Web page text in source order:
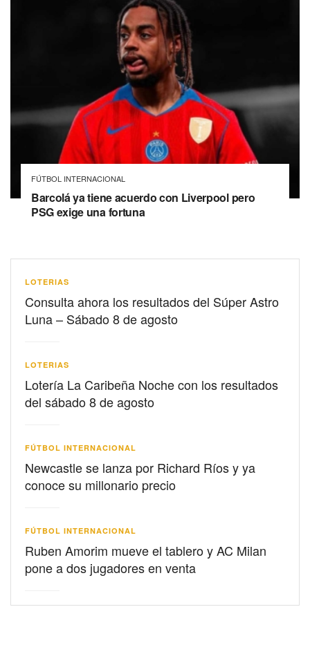
FÚTBOL INTERNACIONAL
Barcolá ya tiene acuerdo con Liverpool pero
PSG exige una fortuna
LOTERIAS
Consulta ahora los resultados del Súper Astro
Luna – Sábado 8 de agosto
LOTERIAS
Lotería La Caribeña Noche con los resultados
del sábado 8 de agosto
FÚTBOL INTERNACIONAL
Newcastle se lanza por Richard Ríos y ya
conoce su millonario precio
FÚTBOL INTERNACIONAL
Ruben Amorim mueve el tablero y AC Milan
pone a dos jugadores en venta